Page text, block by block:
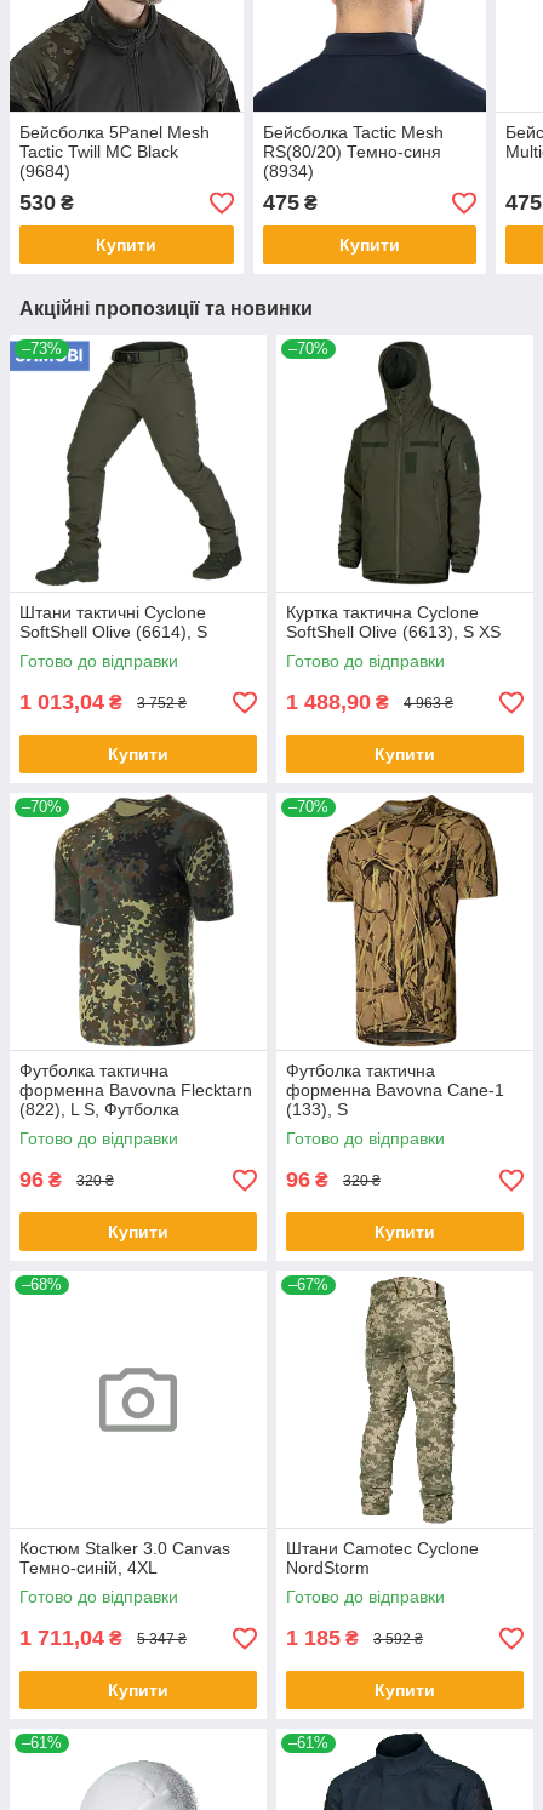
Бейсболка 5Panel Mesh
Tactic Twill MC Black
(9684)
530 ₴
Купити
Бейсболка Tactic Mesh
RS(80/20) Темно-синя
(8934)
475₴
Купити
475
Акційні пропозиції та новинки
–73%
Штани тактичні Cyclone
SoftShell Olive (6614), S
Готово до відправки
1 013,04 ₴ 3 752 ₴
Купити
–70%
Куртка тактична Cyclone
SoftShell Olive (6613), S XS
Готово до відправки
1 488,90 ₴ 4 963 ₴
Купити
–70%
Футболка тактична
форменна Bavovna Flecktarn
(822), L S, Футболка
Готово до відправки
96 ₴ 320 ₴
Купити
–70%
Футболка тактична
форменна Bavovna Cane-1
(133), S
Готово до відправки
96 ₴ 320 ₴
Купити
–68%
Костюм Stalker 3.0 Canvas
Темно-синій, 4XL
Готово до відправки
1 711,04 ₴ 5 347 ₴
Купити
–67%
Штани Camotec Cyclone
NordStorm
Готово до відправки
1 185 ₴ 3 592 ₴
Купити
–61% –61%